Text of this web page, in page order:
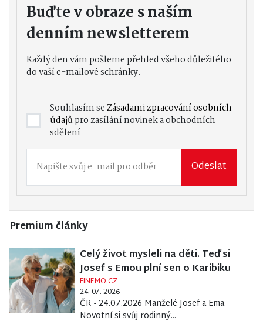
Buďte v obraze s naším
denním newsletterem
Každý den vám pošleme přehled všeho důležitého
do vaší e-mailové schránky.
Souhlasím seZásadami zpracování osobních
údajůpro zasílání novinek a obchodních
sdělení
Odeslat
Premium články
Celý život mysleli na děti. Teď si
Josef s Emou plní sen o Karibiku
FINEMO.CZ
24. 07. 2026
ČR - 24.07.2026 Manželé Josef a Ema
Novotní si svůj rodinný...